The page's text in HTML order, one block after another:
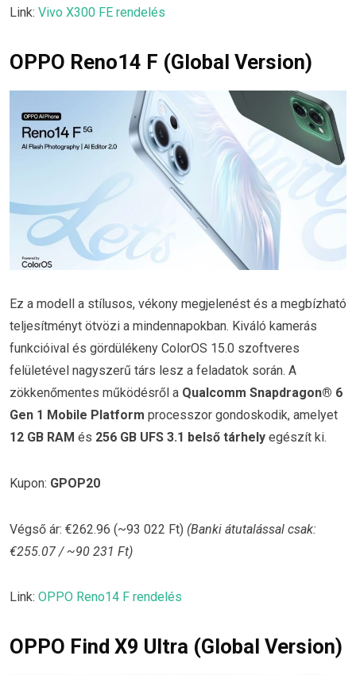
Link: Vivo X300 FE rendelés
OPPO Reno14 F (Global Version)
Ez a modell a stílusos, vékony megjelenést és a megbízható
teljesítményt ötvözi a mindennapokban. Kiváló kamerás
funkcióival és gördülékeny ColorOS 15.0 szoftveres
felületével nagyszerű társ lesz a feladatok során. A
zökkenőmentes működésről a Qualcomm Snapdragon® 6
Gen 1 Mobile Platform processzor gondoskodik, amelyet
12 GB RAM és 256 GB UFS 3.1 belső tárhely egészít ki.
Kupon: GPOP20
Végső ár: €262.96 (~93 022 Ft) (Banki átutalással csak:
€255.07 / ~90 231 Ft)
Link: OPPO Reno14 F rendelés
OPPO Find X9 Ultra (Global Version)